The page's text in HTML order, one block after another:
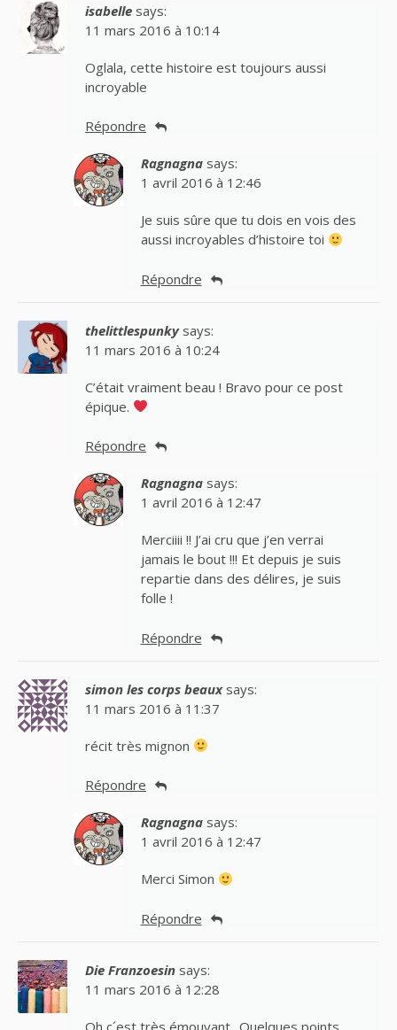
isabelle says:
11 mars 2016 à 10:14
Oglala, cette histoire est toujours aussi
incroyable
Répondre
Ragnagna says:
1 avril 2016 à 12:46
Je suis sûre que tu dois en vois des
aussi incroyables d’histoire toi
Répondre
thelittlespunky says:
11 mars 2016 à 10:24
C’était vraiment beau ! Bravo pour ce post
épique.
Répondre
Ragnagna says:
1 avril 2016 à 12:47
Merciiii !! J’ai cru que j’en verrai
jamais le bout !!! Et depuis je suis
repartie dans des délires, je suis
folle !
Répondre
simon les corps beaux says:
11 mars 2016 à 11:37
récit très mignon
Répondre
Ragnagna says:
1 avril 2016 à 12:47
Merci Simon
Répondre
Die Franzoesin says:
11 mars 2016 à 12:28
Oh c´est très émouvant.. Quelques points